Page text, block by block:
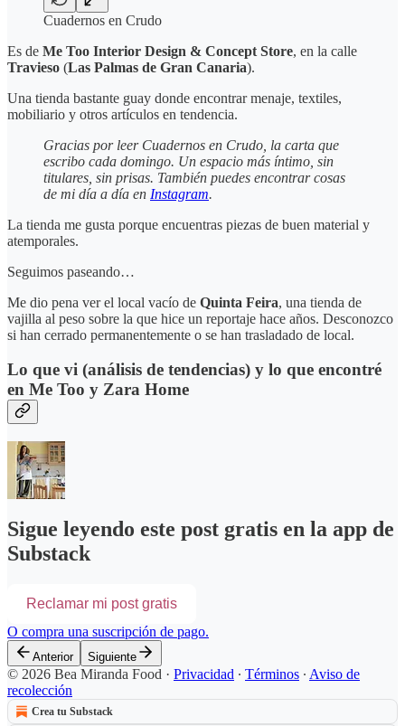
Cuadernos en Crudo
Es de Me Too Interior Design & Concept Store, en la calle
Travieso (Las Palmas de Gran Canaria).
Una tienda bastante guay donde encontrar menaje, textiles,
mobiliario y otros artículos en tendencia.
Gracias por leer Cuadernos en Crudo, la carta que
escribo cada domingo. Un espacio más íntimo, sin
titulares, sin prisas. También puedes encontrar cosas
de mi día a día en Instagram.
La tienda me gusta porque encuentras piezas de buen material y
atemporales.
Seguimos paseando…
Me dio pena ver el local vacío de Quinta Feira, una tienda de
vajilla al peso sobre la que hice un reportaje hace años. Desconozco
si han cerrado permanentemente o se han trasladado de local.
Lo que vi (análisis de tendencias) y lo que encontré
en Me Too y Zara Home
Sigue leyendo este post gratis en la app de
Substack
Reclamar mi post gratis
O compra una suscripción de pago.
Anterior Siguiente
© 2026 Bea Miranda Food · Privacidad ∙ Términos ∙ Aviso de
recolección
Crea tu Substack